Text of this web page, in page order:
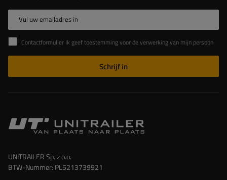
Vul uw emailadres in
Contactformulier Ik geef toestemming voor de verwerking van mijn persoonlijke gegevens in het contactformulier in overeenstemming met de Verordening van het Europees Parlement en de Raad (EU)
Schrijf in
UNITRAILER Sp. z o.o.
BTW-Nummer: PL5213739921